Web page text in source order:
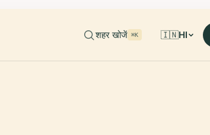
शहर खोजें ⌘K 🇮🇳HI